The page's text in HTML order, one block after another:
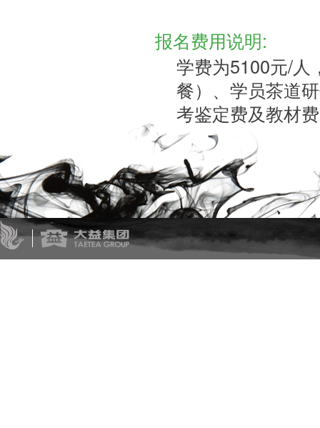
报名费用说明:
学费为5100元/人
餐）、学员茶道
考鉴定费及教材